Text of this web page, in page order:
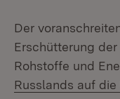
Der
Erschütterung
Rohstoffe und
Russlands auf die